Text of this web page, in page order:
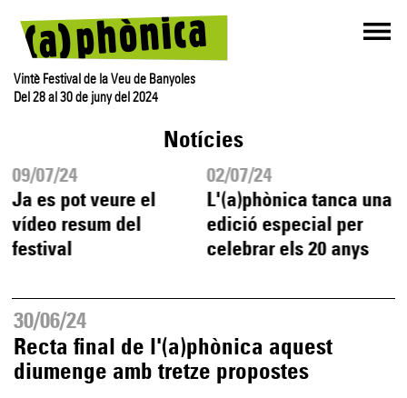
Vintè Festival de la Veu de Banyoles
Del 28 al 30 de juny del 2024
Notícies
09/07/24
Ja es pot veure el
vídeo resum del
festival
02/07/24
L'(a)phònica tanca una
edició especial per
celebrar els 20 anys
30/06/24
Recta final de l'(a)phònica aquest
diumenge amb tretze propostes